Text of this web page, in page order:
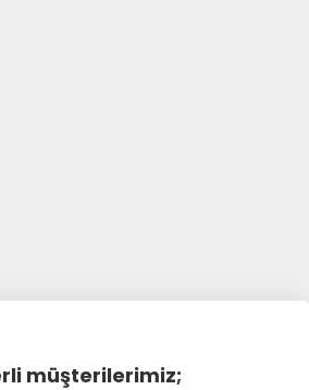
müşterilerimiz;